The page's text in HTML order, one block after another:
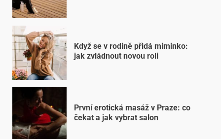
Když se v rodině přidá miminko:
jak zvládnout novou roli
První erotická masáž v Praze: co
čekat a jak vybrat salon